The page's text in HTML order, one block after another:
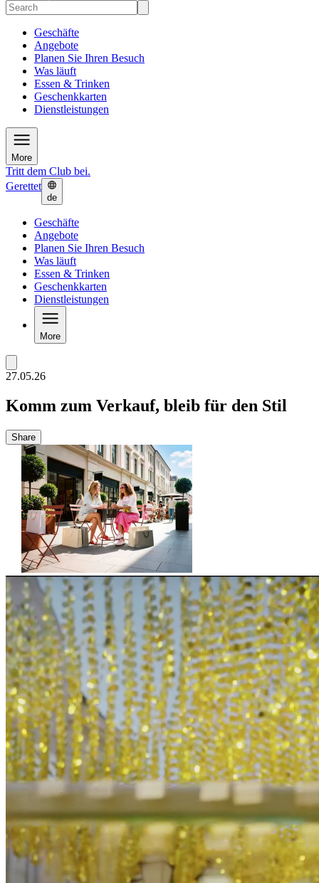
Geschäfte
Angebote
Planen Sie Ihren Besuch
Was läuft
Essen & Trinken
Geschenkkarten
Dienstleistungen
More
Tritt dem Club bei.
Gerettet
de
Geschäfte
Angebote
Planen Sie Ihren Besuch
Was läuft
Essen & Trinken
Geschenkkarten
Dienstleistungen
More
27.05.26
Komm zum Verkauf, bleib für den Stil
Share